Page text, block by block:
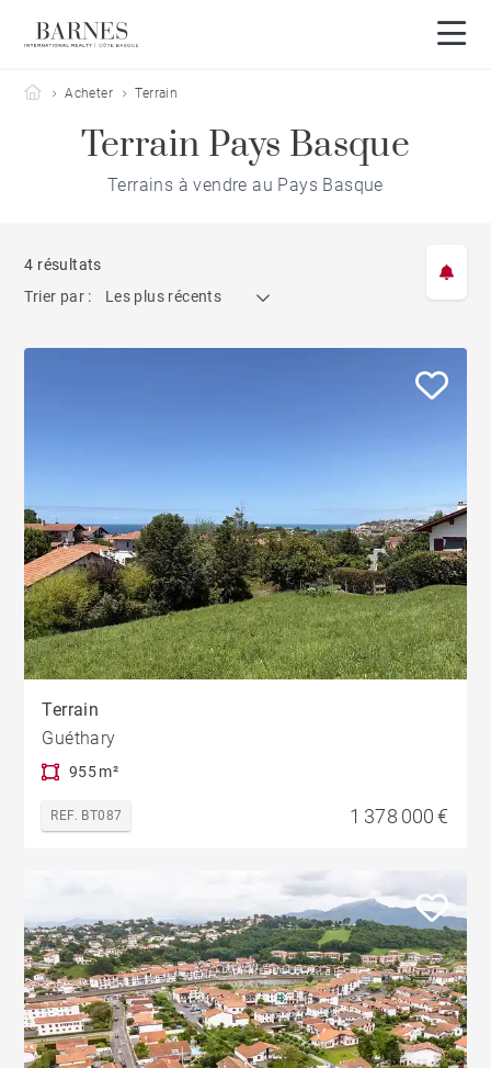
Barnes Côte Basque
Acheter Terrain
Terrain Pays Basque
Terrains à vendre au Pays Basque
4 résultats
Trier par :
Les plus récents
Terrain
Guéthary
955 m²
REF. BT087 1 378 000 €